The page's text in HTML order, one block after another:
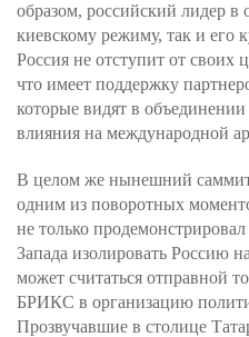
образом, российский лидер в
киевскому режиму, так и его
Россия не отступит от своих
что имеет поддержку
которые видят в
влияния на международной
В целом же нынешний
одним из поворотных
не только
Запада изолировать Россию
может считаться отправной
БРИКС в организацию
Прозвучавшие в столице